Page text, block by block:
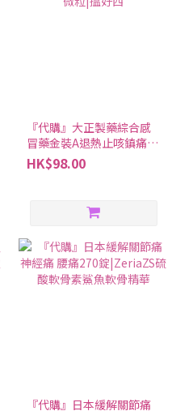
『代購』大正製藥綜合感
冒藥金裝A退熱止咳鎮痛化
痰等微粒|搵好西
HK$98.00
『代購』日本緩解關節痛